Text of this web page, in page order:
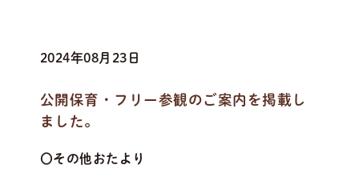
2024年08月23日
公開保育・フリー参観のご案内を掲載し
ました。
〇その他おたより